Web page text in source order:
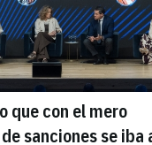
que con el mero
sanciones se iba